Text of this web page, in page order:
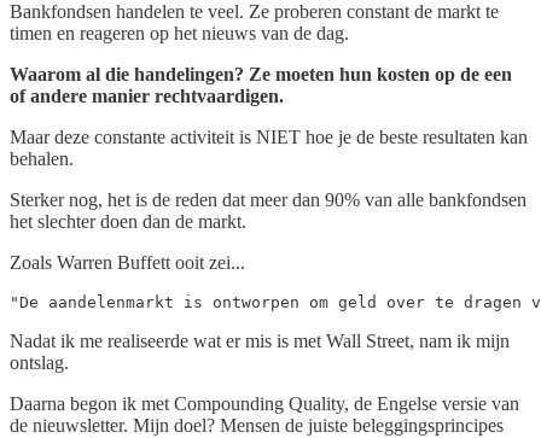
Bankfondsen handelen te veel. Ze proberen constant de markt te
timen en reageren op het nieuws van de dag.
Waarom al die handelingen? Ze moeten hun kosten op de een
of andere manier rechtvaardigen.
Maar deze constante activiteit is NIET hoe je de beste resultaten kan
behalen.
Sterker nog, het is de reden dat meer dan 90% van alle bankfondsen
het slechter doen dan de markt.
Zoals Warren Buffett ooit zei...
"De aandelenmarkt is ontworpen om geld over te
Nadat ik me realiseerde wat er mis is met Wall Street, nam ik mijn
ontslag.
Daarna begon ik met Compounding Quality, de Engelse versie van
de nieuwsletter. Mijn doel? Mensen de juiste beleggingsprincipes